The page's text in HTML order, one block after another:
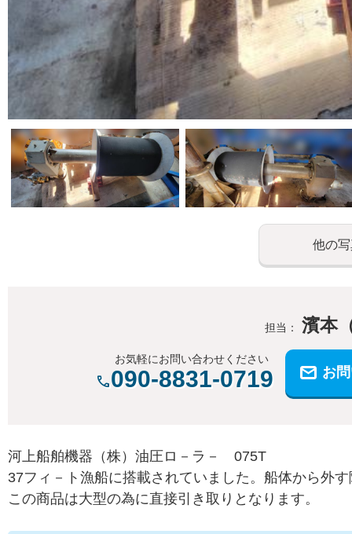
他の
担当： 濱本
お気軽にお問い合わせください
090-8831-0719 お
河上船舶機器（株）油圧ロ－ラ－ 075T
37フィ－ト漁船に搭載されていました。船体から外
この商品は大型の為に直接引き取りとなります。